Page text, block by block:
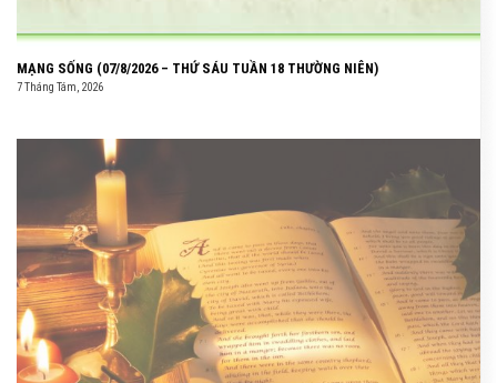
MẠNG SỐNG (07/8/2026 – THỨ SÁU TUẦN 18 THƯỜNG NIÊN)
7 Tháng Tám, 2026